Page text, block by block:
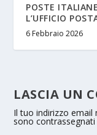
POSTE
L’UFFICIO
6 Febbraio 2026
LASCIA UN
Il tuo indirizzo email
sono